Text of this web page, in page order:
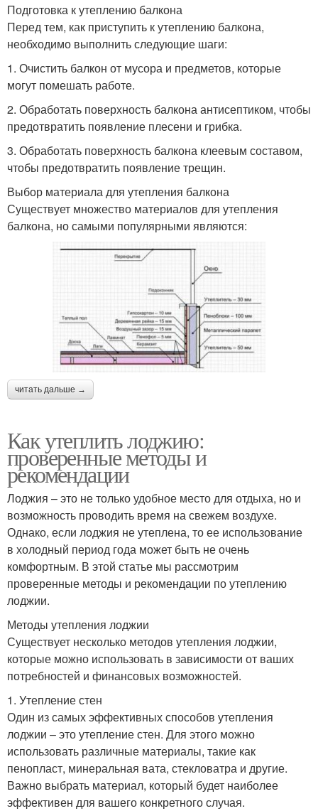
Подготовка к утеплению балкона
Перед тем, как приступить к утеплению балкона,
необходимо выполнить следующие шаги:
1. Очистить балкон от мусора и предметов, которые
могут помешать работе.
2. Обработать поверхность балкона антисептиком, чтобы
предотвратить появление плесени и грибка.
3. Обработать поверхность балкона клеевым составом,
чтобы предотвратить появление трещин.
Выбор материала для утепления балкона
Существует множество материалов для утепления
балкона, но самыми популярными являются:
читать дальше →
Как утеплить лоджию:
проверенные методы и
рекомендации
Лоджия – это не только удобное место для отдыха, но и
возможность проводить время на свежем воздухе.
Однако, если лоджия не утеплена, то ее использование
в холодный период года может быть не очень
комфортным. В этой статье мы рассмотрим
проверенные методы и рекомендации по утеплению
лоджии.
Методы утепления лоджии
Существует несколько методов утепления лоджии,
которые можно использовать в зависимости от ваших
потребностей и финансовых возможностей.
1. Утепление стен
Один из самых эффективных способов утепления
лоджии – это утепление стен. Для этого можно
использовать различные материалы, такие как
пенопласт, минеральная вата, стекловатра и другие.
Важно выбрать материал, который будет наиболее
эффективен для вашего конкретного случая.